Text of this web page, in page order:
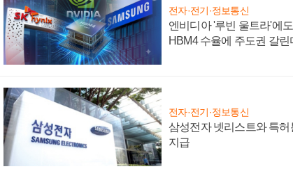
전자·전기·정보통신
엔비디아 '루빈 울트라'에
HBM4 수율에 주도권 갈린
전자·전기·정보통신
삼성전자 넷리스트와 특허
지급